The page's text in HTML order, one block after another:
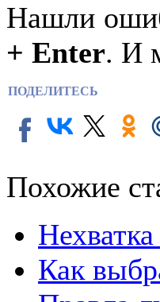
Нашли
+ Enter. И
ПОДЕЛИТЕСЬ
Похожие
Как